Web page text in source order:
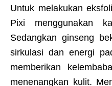
Untuk melakukan
Pixi menggunakan
Sedangkan ginseng
sirkulasi dan energi
memberikan
menenangkan kulit.